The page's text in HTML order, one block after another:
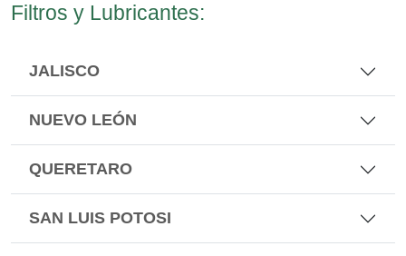
Filtros y Lubricantes:
JALISCO
NUEVO LEÓN
QUERETARO
SAN LUIS POTOSI